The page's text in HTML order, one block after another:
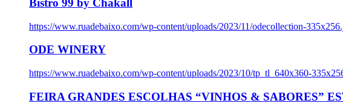
Bistro 99 by Chakall
https://www.ruadebaixo.com/wp-content/uploads/2023/11/odecollection-
ODE WINERY
https://www.ruadebaixo.com/wp-content/uploads/2023/10/tp_tl_640x360-
FEIRA GRANDES ESCOLHAS “VINHOS & SABORES”